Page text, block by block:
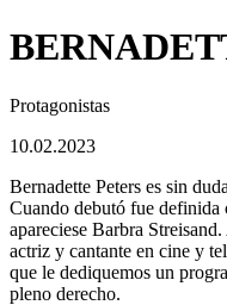
Protagonistas
10.02.2023
Bernadette Peters es sin
Cuando debutó fue definida
apareciese Barbra
actriz y cantante en cine y
que le dediquemos un
pleno derecho.